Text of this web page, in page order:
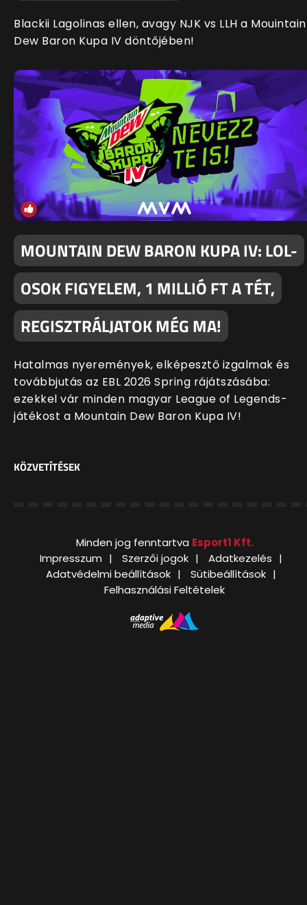
Blackii Lagolinas ellen, avagy NJK vs LLH a Mouintain
Dew Baron Kupa IV döntőjében!
MOUNTAIN DEW BARON KUPA IV: LOL-
OSOK FIGYELEM, 1 MILLIÓ FT A TÉT,
REGISZTRÁLJATOK MÉG MA!
Hatalmas nyeremények, elképesztő izgalmak és
továbbjutás az EBL 2026 Spring rájátszásába:
ezekkel vár minden magyar League of Legends-
játékost a Mountain Dew Baron Kupa IV!
KÖZVETÍTÉSEK
Minden jog fenntartva Esport1 Kft.
Impresszum
Szerzői jogok
Adatkezelés
Adatvédelmi beállítások
Sütibeállítások
Felhasználási Feltételek